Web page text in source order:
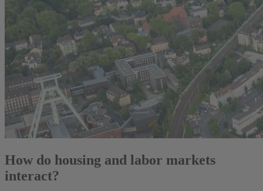
How do housing and labor markets
interact?